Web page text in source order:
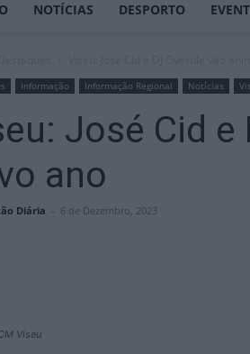
NOTÍCIAS DESPORTO
Informação Informação Regional Notícias
José Cid
ano
Diária - 6 de Dezembro, 2023
Viseu